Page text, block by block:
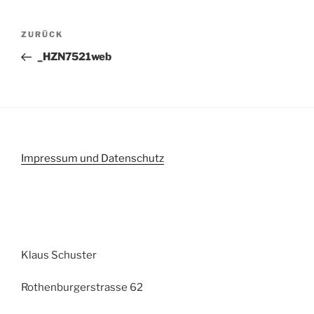
Beitragsnavigation
Vorheriger
Beitrag
ZURÜCK
_HZN7521web
Impressum und Datenschutz
Klaus Schuster
Rothenburgerstrasse 62